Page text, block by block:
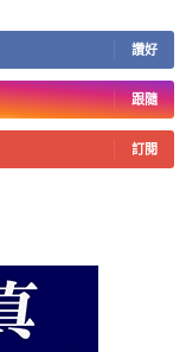
讚好
跟隨
訂閱